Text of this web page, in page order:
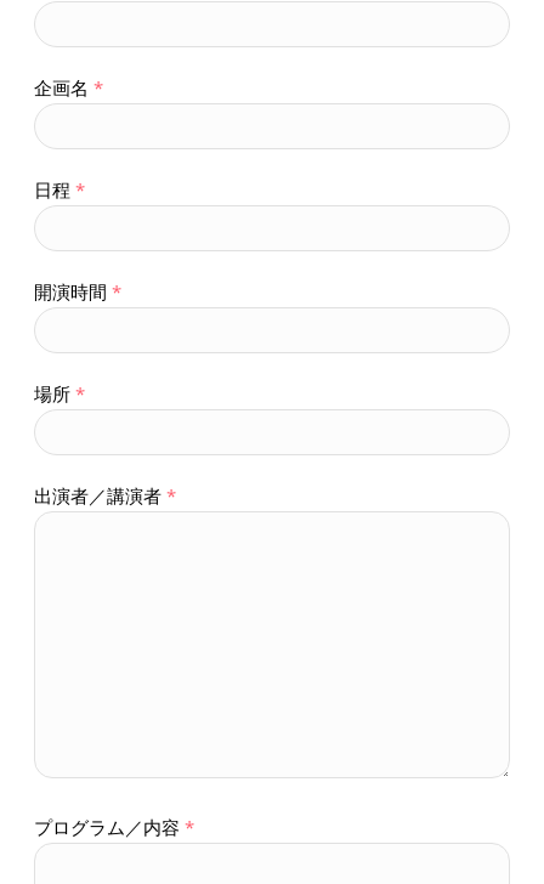
企画名*
日程*
開演時間*
場所*
出演者／講演者*
プログラム／内容*